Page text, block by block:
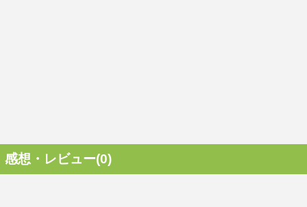
感想・レビュー(0)